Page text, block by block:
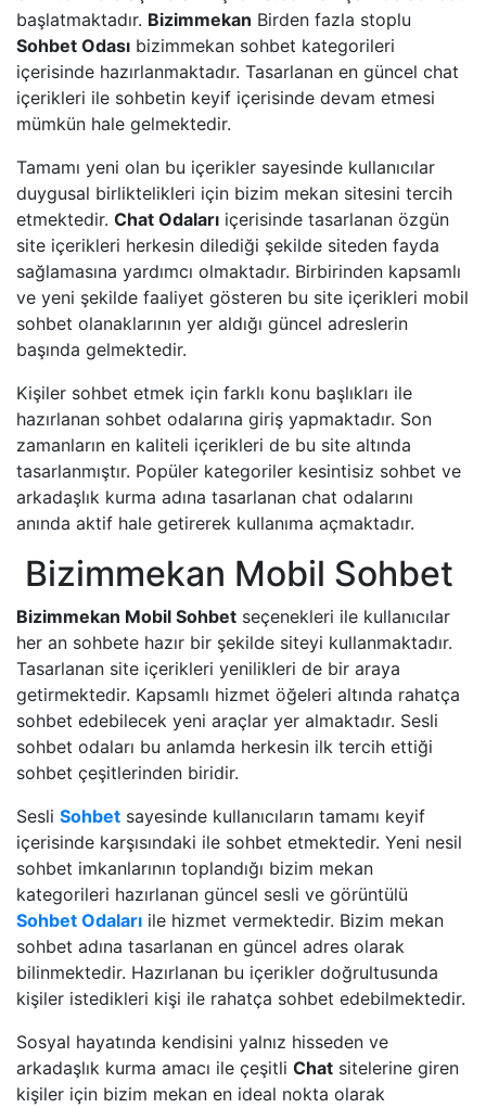
başlatmaktadır. Bizimmekan Birden fazla stoplu
Sohbet Odası bizimmekan sohbet kategorileri
içerisinde hazırlanmaktadır. Tasarlanan en güncel chat
içerikleri ile sohbetin keyif içerisinde devam etmesi
mümkün hale gelmektedir.
Tamamı yeni olan bu içerikler sayesinde kullanıcılar
duygusal birliktelikleri için bizim mekan sitesini tercih
etmektedir. Chat Odaları içerisinde tasarlanan özgün
site içerikleri herkesin dilediği şekilde siteden fayda
sağlamasına yardımcı olmaktadır. Birbirinden kapsamlı
ve yeni şekilde faaliyet gösteren bu site içerikleri mobil
sohbet olanaklarının yer aldığı güncel adreslerin
başında gelmektedir.
Kişiler sohbet etmek için farklı konu başlıkları ile
hazırlanan sohbet odalarına giriş yapmaktadır. Son
zamanların en kaliteli içerikleri de bu site altında
tasarlanmıştır. Popüler kategoriler kesintisiz sohbet ve
arkadaşlık kurma adına tasarlanan chat odalarını
anında aktif hale getirerek kullanıma açmaktadır.
Bizimmekan Mobil Sohbet
Bizimmekan Mobil Sohbet seçenekleri ile kullanıcılar
her an sohbete hazır bir şekilde siteyi kullanmaktadır.
Tasarlanan site içerikleri yenilikleri de bir araya
getirmektedir. Kapsamlı hizmet öğeleri altında rahatça
sohbet edebilecek yeni araçlar yer almaktadır. Sesli
sohbet odaları bu anlamda herkesin ilk tercih ettiği
sohbet çeşitlerinden biridir.
Sesli Sohbet sayesinde kullanıcıların tamamı keyif
içerisinde karşısındaki ile sohbet etmektedir. Yeni nesil
sohbet imkanlarının toplandığı bizim mekan
kategorileri hazırlanan güncel sesli ve görüntülü
Sohbet Odaları ile hizmet vermektedir. Bizim mekan
sohbet adına tasarlanan en güncel adres olarak
bilinmektedir. Hazırlanan bu içerikler doğrultusunda
kişiler istedikleri kişi ile rahatça sohbet edebilmektedir.
Sosyal hayatında kendisini yalnız hisseden ve
arkadaşlık kurma amacı ile çeşitli Chat sitelerine giren
kişiler için bizim mekan en ideal nokta olarak